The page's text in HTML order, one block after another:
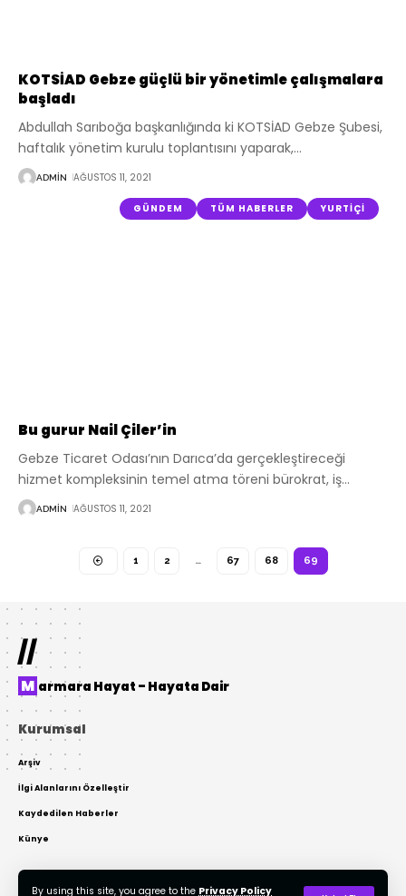
By using this site, you agree to the Privacy Policy
KOTSİAD Gebze güçlü bir yönetimle çalışmalara
başladı
Abdullah Sarıboğa başkanlığında ki KOTSİAD Gebze Şubesi,
haftalık yönetim kurulu toplantısını yaparak,…
ADMIN AĞUSTOS 11, 2021
GÜNDEM TÜM HABERLER YURTIÇI
Bu gurur Nail Çiler’in
Gebze Ticaret Odası’nın Darıca’da gerçekleştireceği
hizmet kompleksinin temel atma töreni bürokrat, iş…
ADMIN AĞUSTOS 11, 2021
1 2 … 67 68 69
//
Marmara Hayat – Hayata Dair
Kurumsal
Arşiv
İlgi Alanlarını Özelleştir
Kaydedilen Haberler
Künye